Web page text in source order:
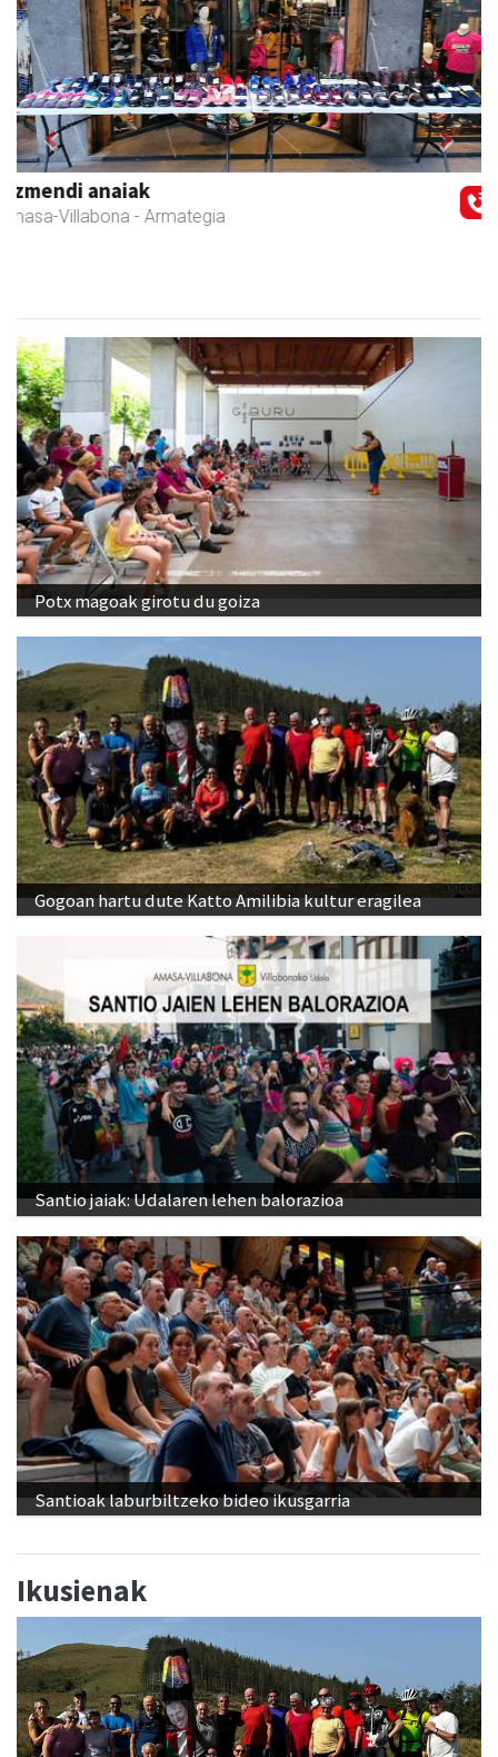
Iraola aholkularitza
Amasa-Villabona - Abokatuak
Previous Next
Potx magoak girotu du goiza
Gogoan hartu dute Katto Amilibia kultur eragilea
Santio jaiak: Udalaren lehen balorazioa
Santioak laburbiltzeko bideo ikusgarria
Ikusienak